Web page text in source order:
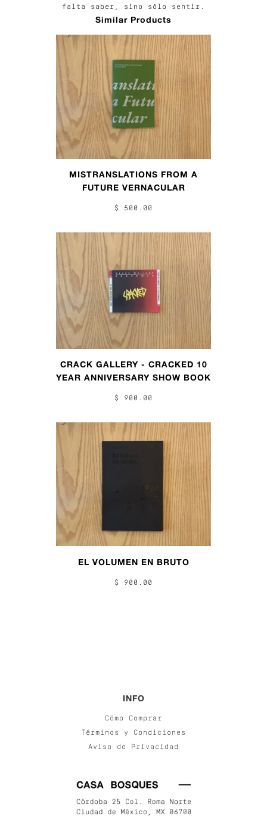
falta saber, sino sólo sentir.
Similar Products
MISTRANSLATIONS FROM A
FUTURE VERNACULAR
$ 500.00
CRACK GALLERY - CRACKED 10
YEAR ANNIVERSARY SHOW BOOK
$ 900.00
EL VOLUMEN EN BRUTO
$ 900.00
INFO
Cómo Comprar
Términos y Condiciones
Aviso de Privacidad